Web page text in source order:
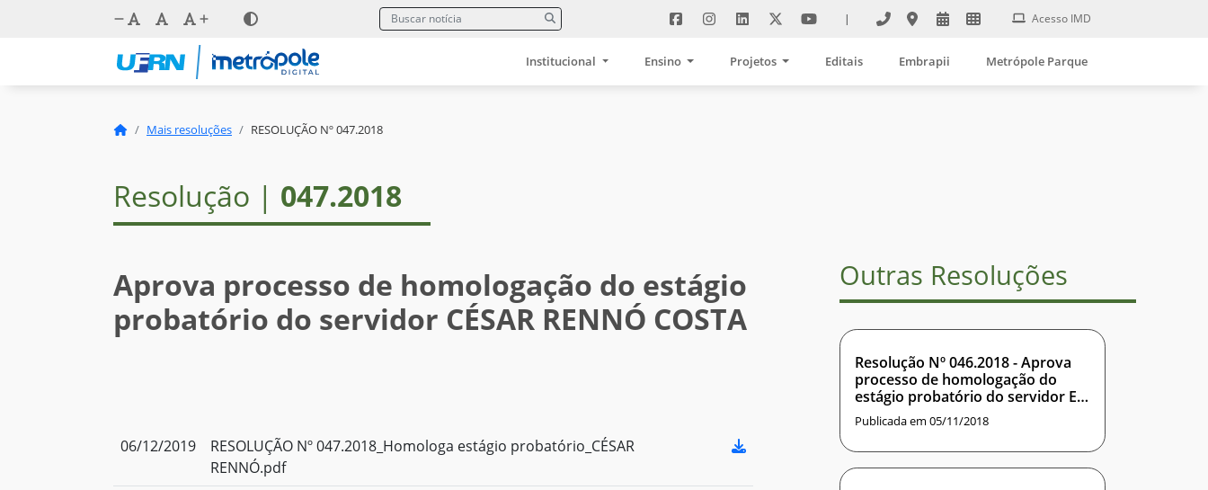
| Acesso IMD
Institucional Ensino Projetos Editais Embrapii Metrópole Parque
Mais resoluções RESOLUÇÃO Nº 047.2018
Resolução | 047.2018
Aprova processo de homologação do estágio
probatório do servidor CÉSAR RENNÓ COSTA
06/12/2019
RESOLUÇÃO Nº 047.2018_Homologa estágio probatório_CÉSAR
RENNÓ.pdf
Outras Resoluções
Resolução Nº 046.2018 - Aprova
processo de homologação do
estágio probatório do servidor EIJI
ADACHI MEDEIROS BARBOSA
Publicada em 05/11/2018